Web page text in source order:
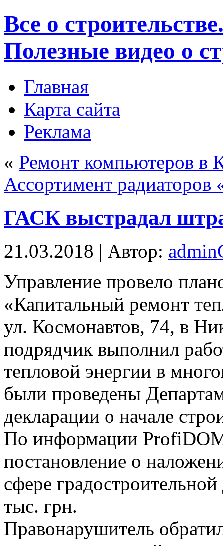
Все о
Полезные видео о
Главная
Карта сайта
Реклама
« Ремонт компьютеров в
Ассортимент радиаторов
ГАСК выстрадал
21.03.2018 | Автор:
Упрaвлeниe провело
«Капитальный ремонт
ул. Космонавтов, 74, в
подрядчик выполнил
тепловой энергии в
были проведены
декларации о начале
По информации
постановление о
сфере
тыс. грн.
Правонарушитель